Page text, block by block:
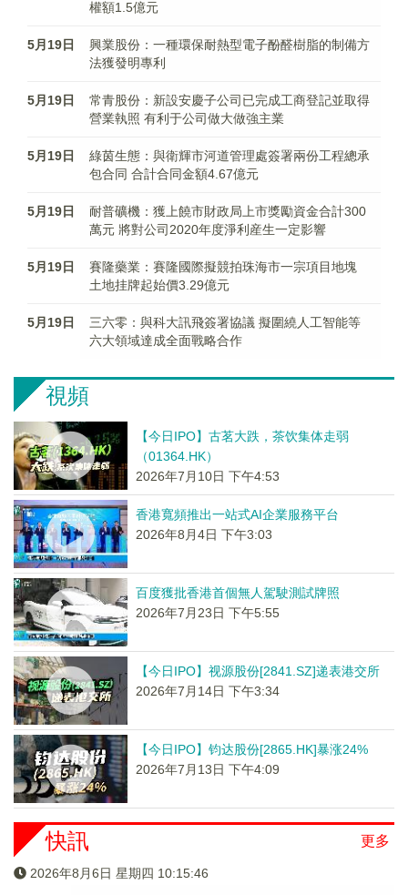
權額1.5億元
5月19日
興業股份：一種環保耐熱型電子酚醛樹脂的制備方
法獲發明專利
5月19日
常青股份：新設安慶子公司已完成工商登記並取得
營業執照 有利于公司做大做強主業
5月19日
綠茵生態：與衛輝市河道管理處簽署兩份工程總承
包合同 合計合同金額4.67億元
5月19日
耐普礦機：獲上饒市財政局上市獎勵資金合計300
萬元 將對公司2020年度淨利産生一定影響
5月19日
賽隆藥業：賽隆國際擬競拍珠海市一宗項目地塊
土地挂牌起始價3.29億元
5月19日
三六零：與科大訊飛簽署協議 擬圍繞人工智能等
六大領域達成全面戰略合作
視頻
【今日IPO】古茗大跌，茶饮集体走弱
（01364.HK）
2026年7月10日 下午4:53
香港寬頻推出一站式AI企業服務平台
2026年8月4日 下午3:03
百度獲批香港首個無人駕駛測試牌照
2026年7月23日 下午5:55
【今日IPO】视源股份[2841.SZ]递表港交所
2026年7月14日 下午3:34
【今日IPO】钧达股份[2865.HK]暴涨24%
2026年7月13日 下午4:09
更多
快訊
2026年8月6日 星期四 10:15:46